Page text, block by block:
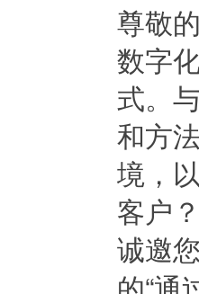
尊敬
数字
式。
和方
境，
客户？
诚邀